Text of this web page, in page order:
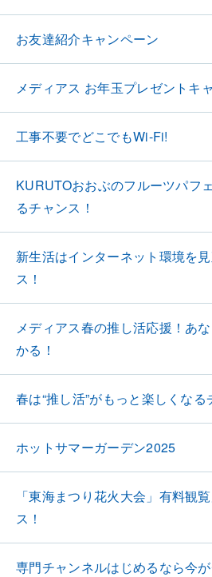
お友達紹介キャンペーン
メディアス お年玉プレゼントキ
工事不要でどこでもWi-Fi!
KURUTOおおぶのフルーツパフ
るチャンス！
新生活はインターネット環境を
ス！
メディアス春の推し活応援！あ
かる！
春は“推し活”がもっと楽しくなる
ホットサマーガーデン2025
「東海まつり花火大会」有料観
ス！
専門チャンネルはじめるなら今が